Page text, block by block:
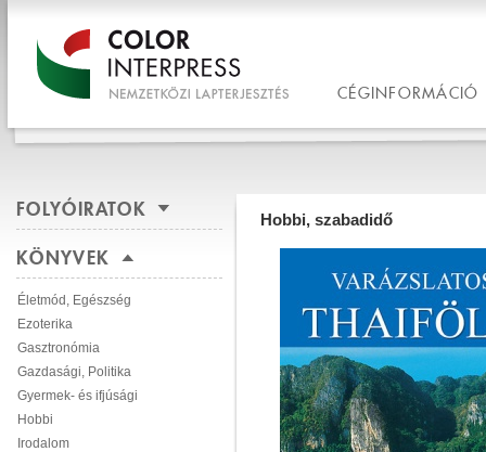
CÉGINFORMÁCIÓ
FOLYÓIRATOK
KÖNYVEK
Életmód, Egészség
Ezoterika
Gasztronómia
Gazdasági, Politika
Gyermek- és ifjúsági
Hobbi
Irodalom
Hobbi, szabadidő